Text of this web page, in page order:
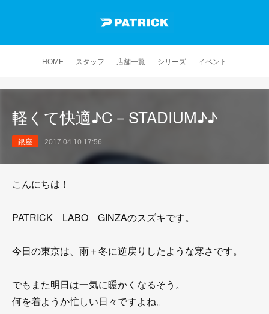
HOME スタッフ 店舗一覧 シリーズ イベント
軽くて快適♪C－STADIUM♪♪
銀座 2017.04.10 17:56
こんにちは！
PATRICK LABO GINZAのスズキです。
今日の東京は、雨＋冬に逆戻りしたような寒さです。
でもまた明日は一気に暖かくなるそう。
何を着ようか忙しい日々ですよね。